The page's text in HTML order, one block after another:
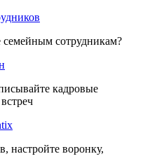
семейным сотрудникам?
кадровые
настройте воронку,